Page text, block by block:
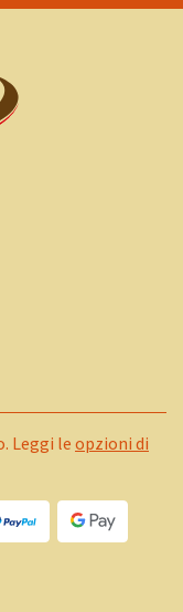
Leggi le opzioni di